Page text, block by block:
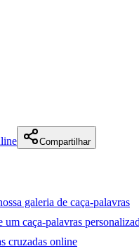
Compartilhar
galeria de caça-palavras
um caça-palavras
cruzadas online